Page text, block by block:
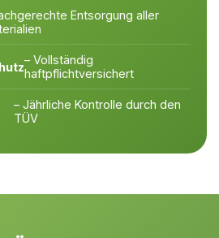
Entsorgung aller
– Vollständig
haftpflichtversichert
– Jährliche Kontrolle durch den
TÜV